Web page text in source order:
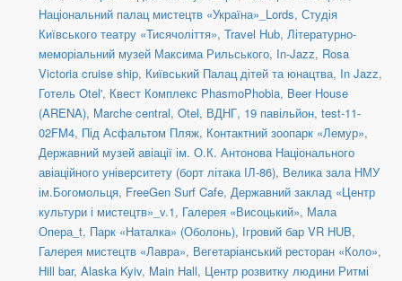
Національний палац мистецтв «Україна»_Lords, Студія
Київського театру «Тисячоліття», Travel Hub, Літературно-
меморіальний музей Максима Рильського, In-Jazz, Rosa
Victoria cruise ship, Київський Палац дітей та юнацтва, In Jazz,
Готель Otel', Квест Комплекс PhasmoPhobia, Beer House
(ARENA), Marche central, Otel, ВДНГ, 19 павільйон, test-11-
02FM4, Під Асфальтом Пляж, Контактний зоопарк «Лемур»,
Державний музей авіації ім. О.К. Антонова Національного
авіаційного університету (борт літака ІЛ-86), Велика зала НМУ
ім.Богомольця, FreeGen Surf Cafe, Державний заклад «Центр
культури і мистецтв»_v.1, Галерея «Висоцький», Мала
Опера_t, Парк «Наталка» (Оболонь), Ігровий бар VR HUB,
Галерея мистецтв «Лавра», Вегетаріанський ресторан «Коло»,
Hill bar, Alaska Kyiv, Main Hall, Центр розвитку людини Ритмі